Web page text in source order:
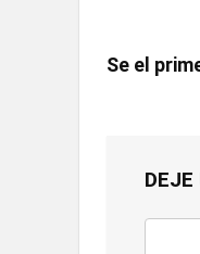
Se el
DEJE